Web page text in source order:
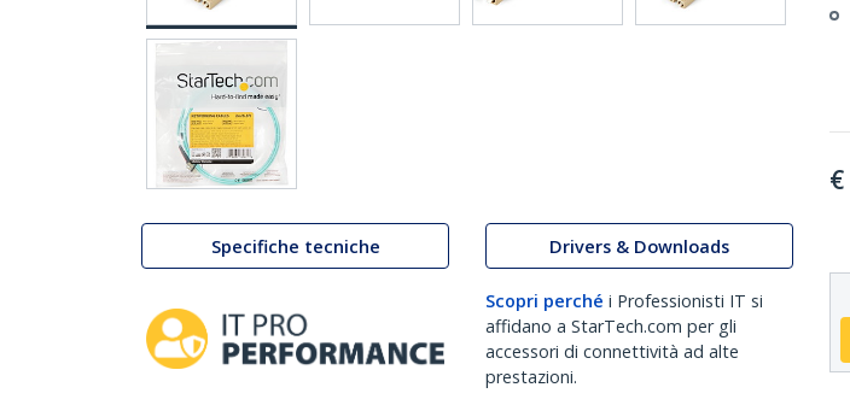
Specifiche tecniche Drivers & Downloads
Scopri perché i Professionisti IT si
affidano a StarTech.com per gli
accessori di connettività ad alte
prestazioni.
€